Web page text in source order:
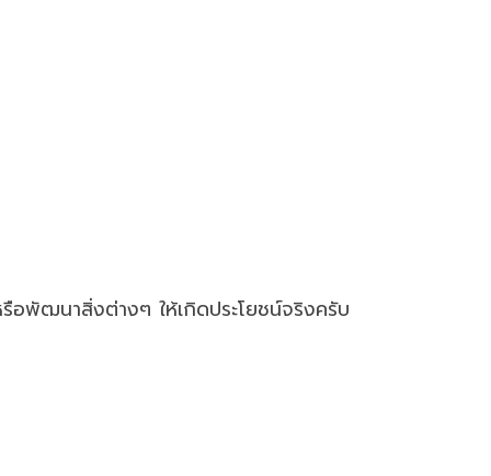
อพัฒนาสิ่งต่างๆ ให้เกิดประโยชน์จริงครับ